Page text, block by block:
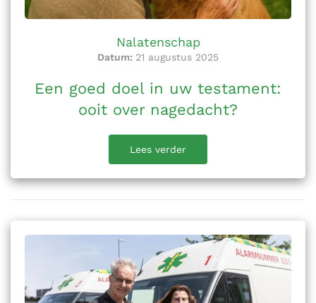
Nalatenschap
Datum: 21 augustus 2025
Een goed doel in uw testament:
ooit over nagedacht?
Lees verder